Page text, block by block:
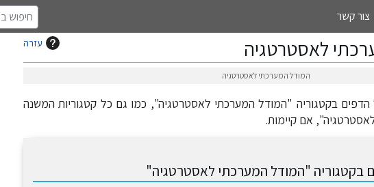
צור קשר
עזרה לאסטרטגיה
המודל המערכתי לאסטרטגיה
הדפים בקטגוריה "המודל המערכתי לאסטרטגיה", כמו גם כל קטגוריות המשנה
אם קיימות.
בקטגוריה "המודל המערכתי לאסטרטגיה"